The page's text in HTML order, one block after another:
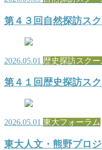
第４３回自然探訪ス
2026.05.01 歴史探訪スクー
第４１回歴史探訪ス
2026.05.01 東大フォーラム
東大人文・熊野プロ